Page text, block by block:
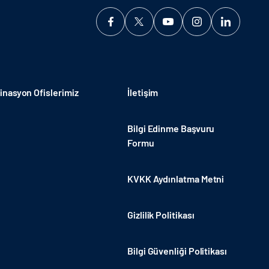
Ofislerimiz İletişim
Bilgi Edinme Başvuru
Formu
KVKK Aydınlatma Metni
Gizlilik Politikası
Bilgi Güvenliği Politikası